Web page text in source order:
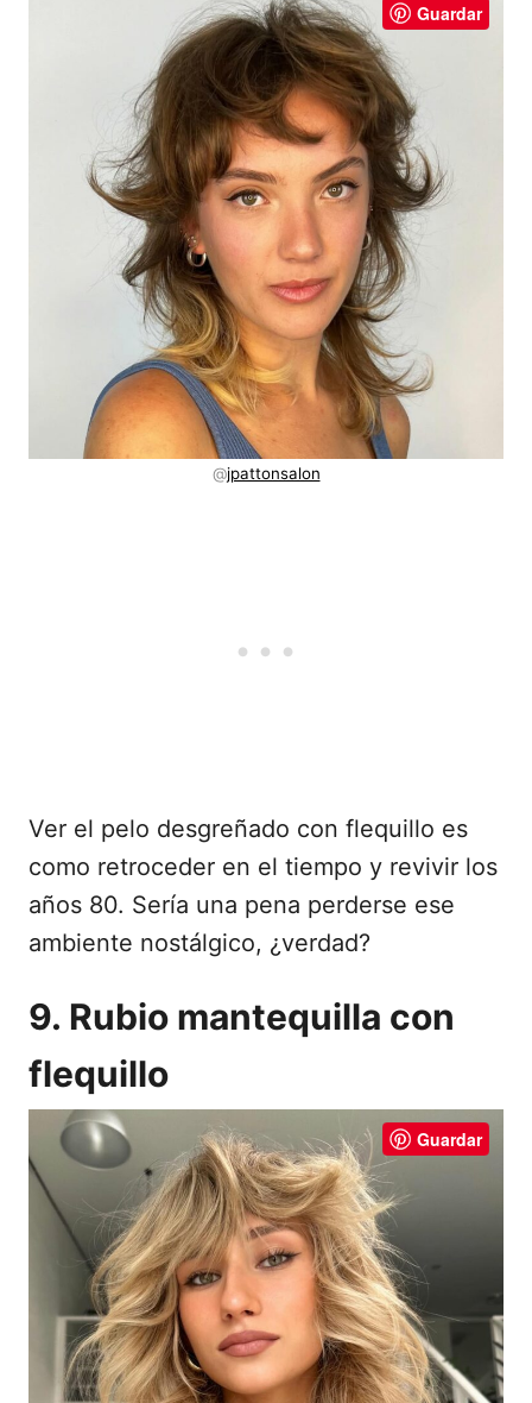
Guardar
@jpattonsalon
Ver el pelo desgreñado con flequillo es
como retroceder en el tiempo y revivir los
años 80. Sería una pena perderse ese
ambiente nostálgico, ¿verdad?
9. Rubio mantequilla con
flequillo
Guardar